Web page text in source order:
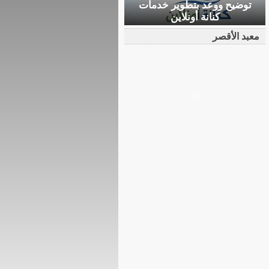
توضيح ووعد بتطوير خدمات
كنانة أونلاين
معبد الأقصر